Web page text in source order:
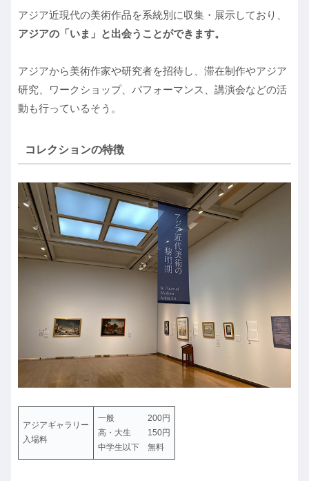
アジア近現代の美術作品を系統別に収集・展示しており、
アジアの「いま」と出会うことができます。
アジアから美術作家や研究者を招待し、滞在制作やアジア
研究、ワークショップ、パフォーマンス、講演会などの活
動も行っているそう。
コレクションの特徴
アジアギャラリー
入場料
一般 200円
高・大生 150円
中学生以下 無料